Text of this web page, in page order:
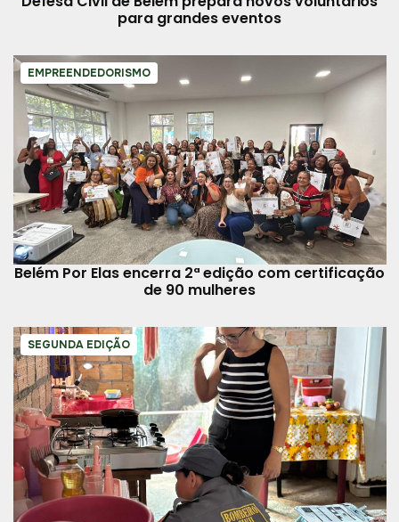
para grandes eventos
EMPREENDEDORISMO
Belém Por Elas encerra 2ª edição com certificação
de 90 mulheres
SEGUNDA EDIÇÃO